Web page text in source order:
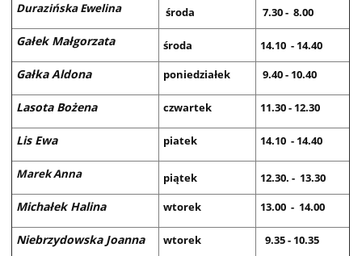
Durazińska Ewelina
środa 7.30 - 8.00
Gałek Małgorzata środa 14.10 - 14.40
Gałka Aldona poniedziałek 9.40 - 10.40
Lasota Bożena czwartek 11.30 - 12.30
Lis Ewa piatek 14.10 - 14.40
Marek Anna piątek 12.30. - 13.30
Michałek Halina wtorek 13.00 - 14.00
Niebrzydowska Joanna wtorek 9.35 - 10.35